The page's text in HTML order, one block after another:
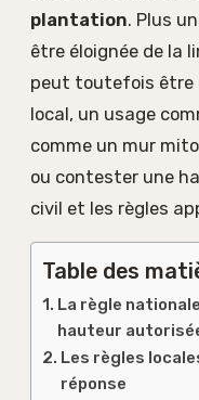
plantation. Plus
être éloignée de la
peut toutefois être
local, un usage
comme un mur
ou contester une
civil et les règles
Table des
La règle
hauteur
Les règles
réponse